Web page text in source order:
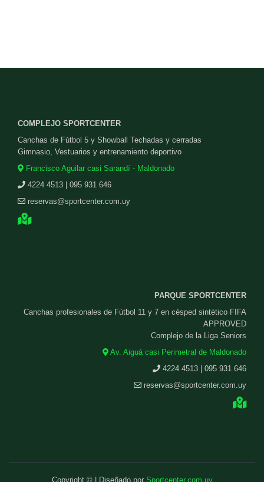
COMPLEJO SPORTCENTER
Canchas de Fútbol 5 y Showball Techadas y cerradas
Gimnasio, Vestuarios y entrenamiento deportivo
Francisco Aguilar casi Sarandí - Maldonado
4224 4513 | 095 931 646
reservas@sportcenter.com.uy
PARQUE SPORTCENTER
Canchas profesionales de Fútbol 11 y 7 en césped sintético FIFA
APPROVED
Complejo de la Liga Seniors
Av. Aiguá casi Perimetral de Maldonado
4224 4513 | 095 931 646
reservas@sportcenter.com.uy
Copyright © | Diseñado por Sportcenter.com.uy